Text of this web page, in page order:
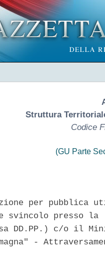
Struttura
Codice
(GU Parte
per pubblica
svincolo presso
DD.PP.) c/o il
-